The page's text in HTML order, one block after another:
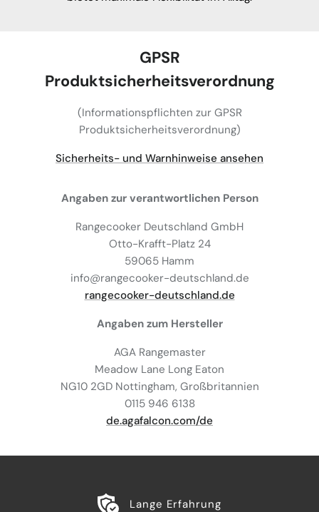
GPSR
Produktsicherheitsverordnung
(Informationspflichten zur GPSR
Produktsicherheitsverordnung)
Sicherheits- und Warnhinweise ansehen
Angaben zur verantwortlichen Person
Rangecooker Deutschland GmbH
Otto-Krafft-Platz 24
59065 Hamm
info@rangecooker-deutschland.de
rangecooker-deutschland.de
Angaben zum Hersteller
AGA Rangemaster
Meadow Lane Long Eaton
NG10 2GD Nottingham, Großbritannien
0115 946 6138
de.agafalcon.com/de
Lange Erfahrung